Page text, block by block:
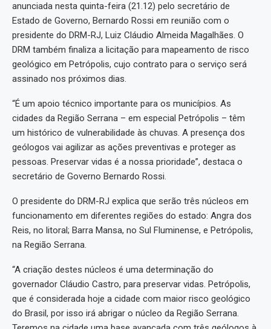
anunciada nesta quinta-feira (21.12) pelo secretário de
Estado de Governo, Bernardo Rossi em reunião com o
presidente do DRM-RJ, Luiz Cláudio Almeida Magalhães. O
DRM também finaliza a licitação para mapeamento de risco
geológico em Petrópolis, cujo contrato para o serviço será
assinado nos próximos dias.
“É um apoio técnico importante para os municípios. As
cidades da Região Serrana – em especial Petrópolis – têm
um histórico de vulnerabilidade às chuvas. A presença dos
geólogos vai agilizar as ações preventivas e proteger as
pessoas. Preservar vidas é a nossa prioridade”, destaca o
secretário de Governo Bernardo Rossi.
O presidente do DRM-RJ explica que serão três núcleos em
funcionamento em diferentes regiões do estado: Angra dos
Reis, no litoral; Barra Mansa, no Sul Fluminense, e Petrópolis,
na Região Serrana.
“A criação destes núcleos é uma determinação do
governador Cláudio Castro, para preservar vidas. Petrópolis,
que é considerada hoje a cidade com maior risco geológico
do Brasil, por isso irá abrigar o núcleo da Região Serrana.